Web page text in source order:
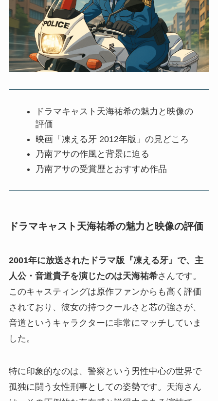
ドラマキャスト天海祐希の魅力と映像の
評価
映画「凍える牙 2012年版」の見どころ
乃南アサの作風と背景に迫る
乃南アサの受賞歴とおすすめ作品
ドラマキャスト天海祐希の魅力と映像の評価
2001年に放送されたドラマ版『凍える牙』で、主
人公・音道貴子を演じたのは天海祐希さんです。
このキャスティングは原作ファンからも高く評価
されており、彼女の持つクールさと芯の強さが、
音道というキャラクターに非常にマッチしていま
した。
特に印象的なのは、警察という男性中心の世界で
孤独に闘う女性刑事としての姿勢です。天海さん